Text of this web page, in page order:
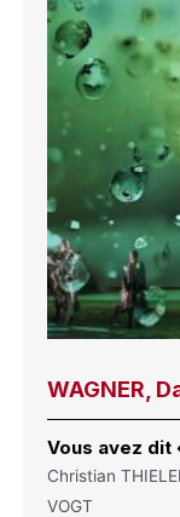
WAGNER,
Vous avez dit
Christian
VOGT